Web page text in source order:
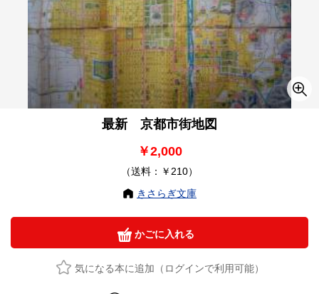
最新 京都市街地図
￥2,000
（送料：￥210）
きさらぎ文庫
かごに入れる
気になる本に追加（ログインで利用可能）